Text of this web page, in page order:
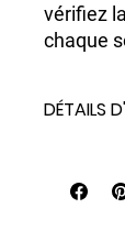
vérifiez
chaque
DÉTAILS
- En acier